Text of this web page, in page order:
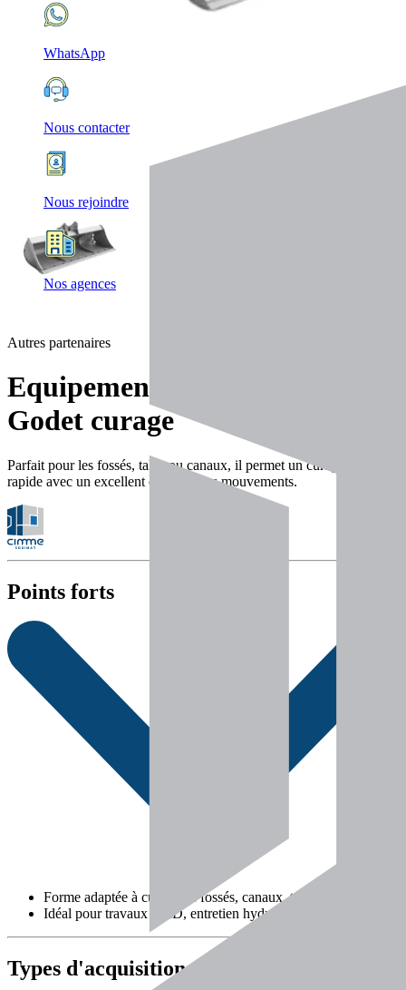
WhatsApp
Nous contacter
Nous rejoindre
Nos agences
Autres partenaires
Equipements
Godet curage
Parfait pour les fossés, talus ou canaux, il permet un curage précis et
rapide avec un excellent contrôle des mouvements.
Points forts
Forme adaptée à curage de fossés, canaux, talus.
Idéal pour travaux VRD, entretien hydraulique.
Types d'acquisition